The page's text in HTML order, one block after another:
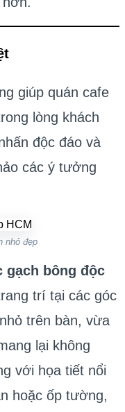
giúp quán cafe
lòng khách
độc đáo và
các ý tưởng
nhỏ đẹp
gạch bông độc
trí tại các góc
trên bàn, vừa
lại không
với họa tiết nổi
hoặc ốp tường,